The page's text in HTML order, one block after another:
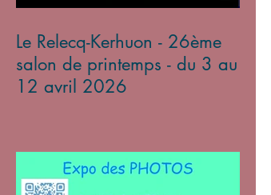
Le Relecq-Kerhuon - 26ème
salon de printemps - du 3 au
12 avril 2026